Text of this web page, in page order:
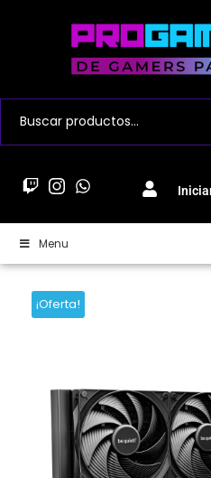
Menu
¡Oferta!